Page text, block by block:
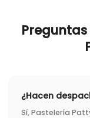
¿Hacen
Sí, Pastelería